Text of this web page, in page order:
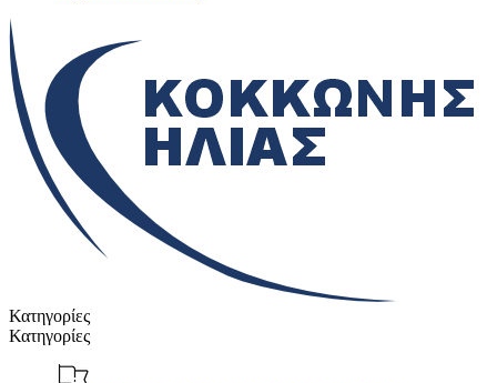
Κατηγορίες
Κατηγορίες